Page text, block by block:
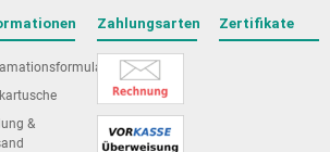
&
Zahlungsarten Zertifikate